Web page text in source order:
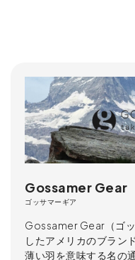
Gossamer Gear
ゴッサマーギア
Gossamer Gear（ゴ
したアメリカのブラン
薄い羽を意味する名の